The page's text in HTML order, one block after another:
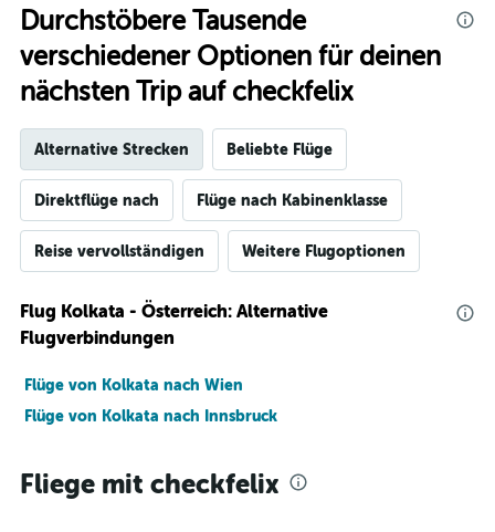
Durchstöbere Tausende
verschiedener Optionen für deinen
nächsten Trip auf checkfelix
Alternative Strecken Beliebte Flüge
Direktflüge nach Flüge nach Kabinenklasse
Reise vervollständigen Weitere Flugoptionen
Flug Kolkata - Österreich: Alternative
Flugverbindungen
Flüge von Kolkata nach Wien
Flüge von Kolkata nach Innsbruck
Fliege mit checkfelix